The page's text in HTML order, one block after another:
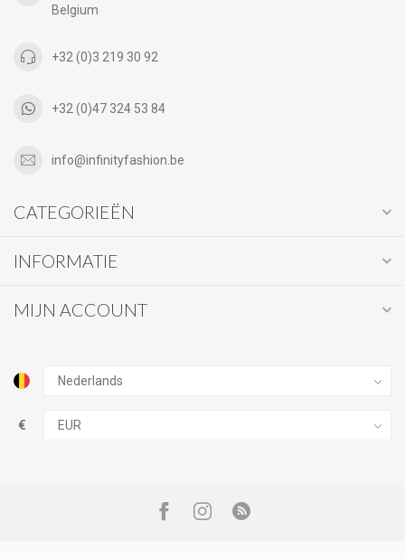
Belgium
+32 (0)3 219 30 92
+32 (0)47 324 53 84
info@infinityfashion.be
CATEGORIEËN
INFORMATIE
MIJN ACCOUNT
€